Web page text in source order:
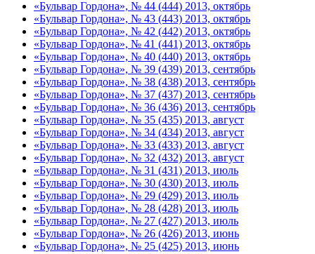
«Бульвар Гордона», № 44 (444) 2013, октябрь
«Бульвар Гордона», № 43 (443) 2013, октябрь
«Бульвар Гордона», № 42 (442) 2013, октябрь
«Бульвар Гордона», № 41 (441) 2013, октябрь
«Бульвар Гордона», № 40 (440) 2013, октябрь
«Бульвар Гордона», № 39 (439) 2013, сентябрь
«Бульвар Гордона», № 38 (438) 2013, сентябрь
«Бульвар Гордона», № 37 (437) 2013, сентябрь
«Бульвар Гордона», № 36 (436) 2013, сентябрь
«Бульвар Гордона», № 35 (435) 2013, август
«Бульвар Гордона», № 34 (434) 2013, август
«Бульвар Гордона», № 33 (433) 2013, август
«Бульвар Гордона», № 32 (432) 2013, август
«Бульвар Гордона», № 31 (431) 2013, июль
«Бульвар Гордона», № 30 (430) 2013, июль
«Бульвар Гордона», № 29 (429) 2013, июль
«Бульвар Гордона», № 28 (428) 2013, июль
«Бульвар Гордона», № 27 (427) 2013, июль
«Бульвар Гордона», № 26 (426) 2013, июнь
«Бульвар Гордона», № 25 (425) 2013, июнь